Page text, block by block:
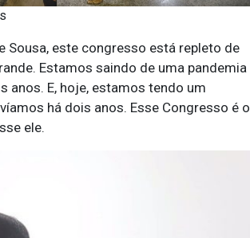
Sousa, este congresso está repleto de
Estamos saindo de uma pandemia
E, hoje, estamos tendo um
há dois anos. Esse Congresso é o
ele.